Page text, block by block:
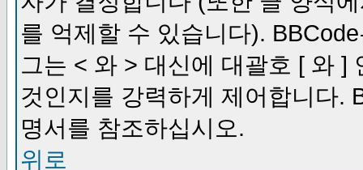
를 억제할 수 있습니다).
그는 < 와 > 대신에 대괄호 [ 와 ]
것인지를 강력하게 제어합니다.
명서를 참조하십시오.
위로